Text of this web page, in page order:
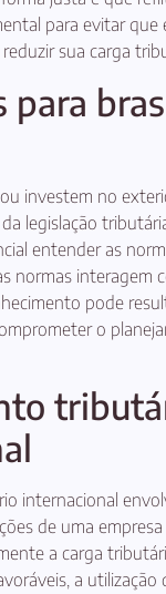
para evitar que
sua carga
para
investem no
legislação
entender as
normas interagem
pode
o
internacional
de uma
a carga
a utilização